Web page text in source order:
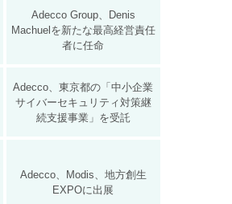
Adecco Group、Denis
Machuelを新たな最高経営責任
者に任命
Adecco、東京都の「中小企業
サイバーセキュリティ対策継
続支援事業」を受託
Adecco、Modis、地方創生
EXPOに出展